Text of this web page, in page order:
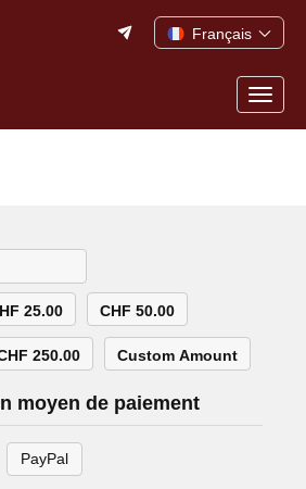
Français
25.00 CHF 50.00
250.00 Custom Amount
moyen de paiement
PayPal